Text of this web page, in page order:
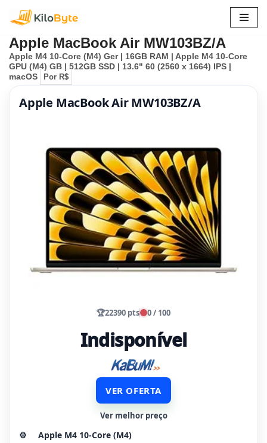
para
o
conteúdo
Apple MacBook Air MW103BZ/A
Apple M4 10-Core (M4) Ger | 16GB RAM | Apple M4 10-Core
GPU (M4) GB | 512GB SSD | 13.6" 60 (2560 x 1664) IPS |
macOS
Por R$
Apple MacBook Air MW103BZ/A
🏆22390 pts 0 / 100
Indisponível
VER OFERTA
Ver melhor preço
⚙️
Apple M4 10-Core (M4)